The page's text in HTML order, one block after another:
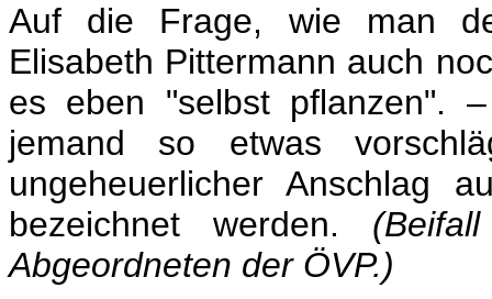
Auf die Frage, wie man
Elisabeth Pittermann auch
es eben "selbst pflanzen".
jemand so etwas
ungeheuerlicher Anschlag
bezeichnet werden.
Abgeordneten der ÖVP.)